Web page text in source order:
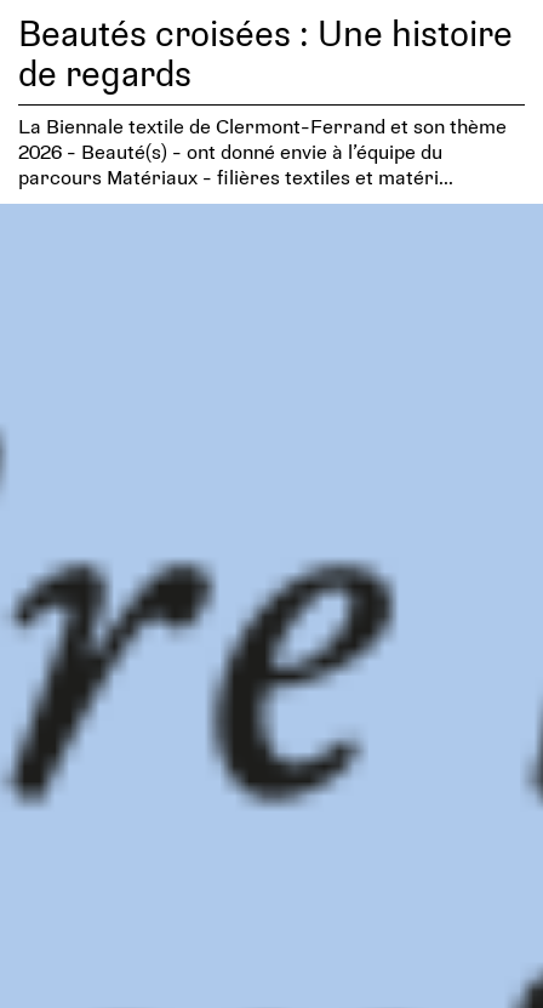
Beautés croisées : Une histoire
de regards
La Biennale textile de Clermont-Ferrand et son thème
2026 - Beauté(s) - ont donné envie à l’équipe du
parcours Matériaux - filières textiles et matéri...